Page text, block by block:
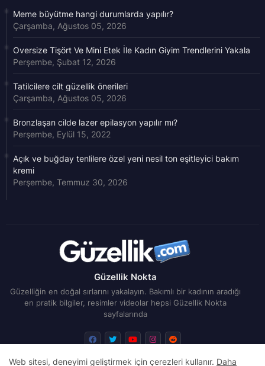
Meme büyütme hangi durumlarda yapılır?
Çarşamba, Ağustos 05, 2026
Oversize Tişört Ve Mini Etek İle Kadın Giyim Trendlerini Yakala
Perşembe, Şubat 12, 2026
Tatilcilere cilt güzellik önerileri
Çarşamba, Ağustos 05, 2026
Bronzlaşan cilde lazer epilasyon yapılır mı?
Perşembe, Eylül 15, 2022
Açık ve buğday tenlilere özel yeni nesil ton eşitleyici bakım
kremi
Perşembe, Temmuz 30, 2026
Güzellik Nokta
Güzelliğin en doğal sırlarını yakalayın. Bakımlı bir kadının aradığı
en pratik bilgiler, resimler videolar hepsi Güzellik Nokta
sayfalarında
Web sitesi, deneyimi geliştirmek için çerezleri kullanır. Daha